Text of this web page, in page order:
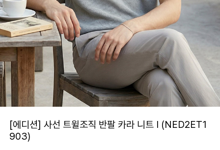
[에디션] 사선 트윌조직 반팔 카라 니트 I (NED2ET1
903)